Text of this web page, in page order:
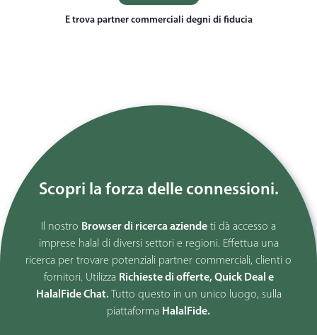
E trova partner commerciali degni di fiducia
Scopri la forza delle connessioni.
Il nostro Browser di ricerca aziende ti dà accesso a
imprese halal di diversi settori e regioni. Effettua una
ricerca per trovare potenziali partner commerciali, clienti o
fornitori. Utilizza Richieste di offerte, Quick Deal e
HalalFide Chat.
Tutto questo in un unico luogo, sulla
piattaforma HalalFide.